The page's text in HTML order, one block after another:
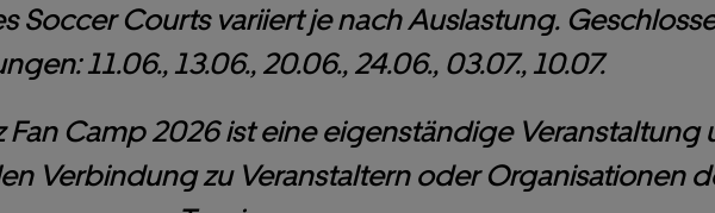
Soccer Courts variiert je nach Auslastung.
11.06., 13.06., 20.06., 24.06., 03.07., 10.07.
Fan Camp 2026 ist eine eigenständige Veranstaltung
Verbindung zu Veranstaltern oder Organisationen